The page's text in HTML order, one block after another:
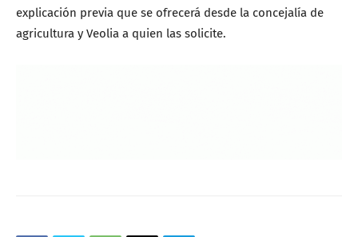
explicación previa que se ofrecerá desde la concejalía de
agricultura y Veolia a quien las solicite.